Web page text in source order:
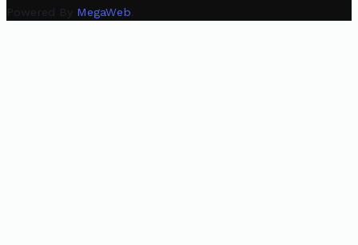
Powered By MegaWeb